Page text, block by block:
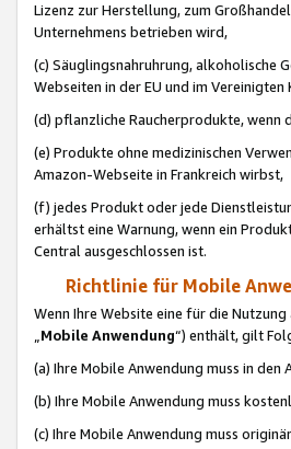
Lizenz zur Herstellung, zum
Unternehmens betrieben wird,
(c) Säuglingsnahruhrung, alkoholische
Webseiten in der EU und im
(d) pflanzliche Raucherprodukte, wenn
(e) Produkte ohne medizinischen
Amazon-Webseite in Frankreich wirbst,
(f) jedes Produkt oder jede
erhältst eine Warnung, wenn ein
Central ausgeschlossen ist.
Richtlinie für Mobile
Wenn Ihre Website eine für die
„Mobile Anwendung“) enthält, gilt
(a) Ihre Mobile Anwendung muss in
(b) Ihre Mobile Anwendung muss
(c) Ihre Mobile Anwendung muss